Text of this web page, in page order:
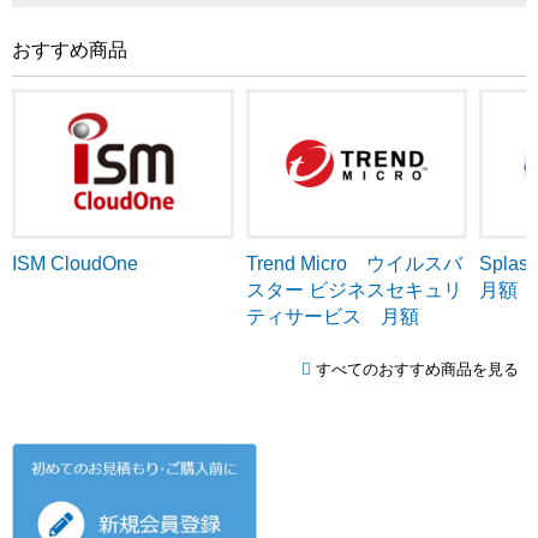
おすすめ商品
ISM CloudOne
Trend Micro ウイルスバ
スター ビジネスセキュリ
ティサービス 月額
月額
すべてのおすすめ商品を見る